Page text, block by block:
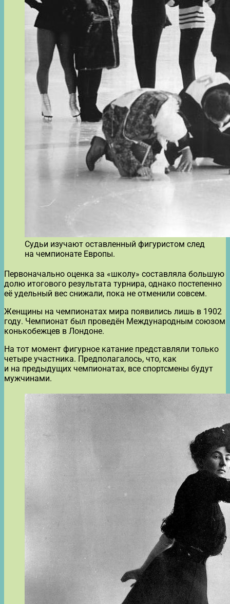
Судьи изучают оставленный фигуристом след
на чемпионате Европы.
Первоначально оценка за «школу» составляла большую
долю итогового результата турнира, однако постепенно
её удельный вес снижали, пока не отменили совсем.
Женщины на чемпионатах мира появились лишь в 1902
году. Чемпионат был проведён Международным союзом
конькобежцев в Лондоне.
На тот момент фигурное катание представляли только
четыре участника. Предполагалось, что, как
и на предыдущих чемпионатах, все спортсмены будут
мужчинами.